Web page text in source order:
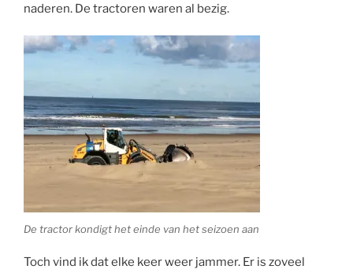
naderen. De tractoren waren al bezig.
De tractor kondigt het einde van het seizoen aan
Toch vind ik dat elke keer weer jammer. Er is zoveel